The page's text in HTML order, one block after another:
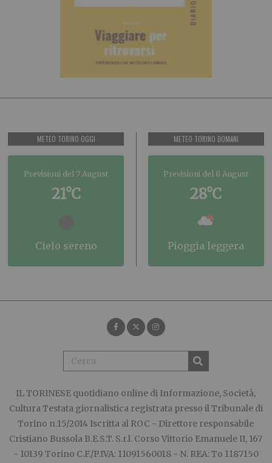
METEO TORINO OGGI
Previsioni del 7 August
21°C
cielo sereno
METEO TORINO DOMANI
Previsioni del 8 August
28°C
pioggia leggera
IL TORINESE quotidiano online di Informazione, Società,
Cultura Testata giornalistica registrata presso il Tribunale di
Torino n.15/2014 Iscritta al ROC - Direttore responsabile
Cristiano Bussola B.E.S.T. S.r.l. Corso Vittorio Emanuele II, 167
- 10139 Torino C.F./P.IVA: 11091560018 - N. REA: To 1187150